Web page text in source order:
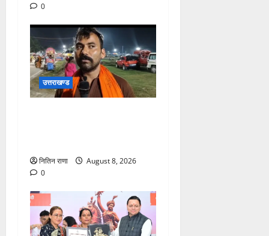
0
उत्तराखण्ड
नितिन राणा
August 8, 2026
0